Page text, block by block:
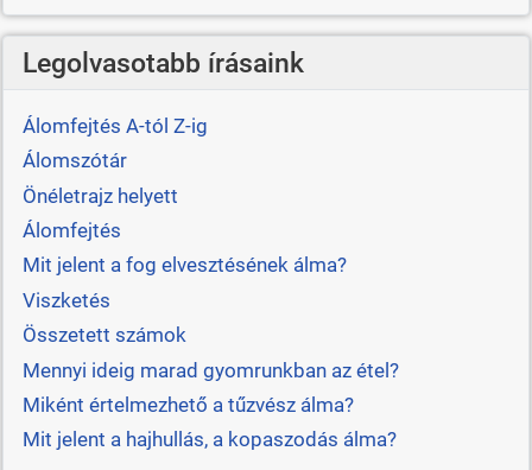
Legolvasotabb írásaink
Álomfejtés A-tól Z-ig
Álomszótár
Önéletrajz helyett
Álomfejtés
Mit jelent a fog elvesztésének álma?
Viszketés
Összetett számok
Mennyi ideig marad gyomrunkban az étel?
Miként értelmezhető a tűzvész álma?
Mit jelent a hajhullás, a kopaszodás álma?